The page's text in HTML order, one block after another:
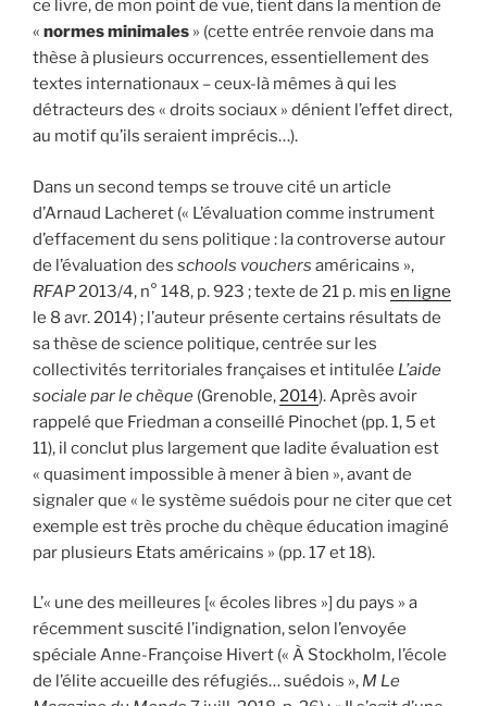
ce livre, de mon point de vue, tient dans la mention de
« normes minimales » (cette entrée renvoie dans ma
thèse à plusieurs occurrences, essentiellement des
textes internationaux – ceux-là mêmes à qui les
détracteurs des « droits sociaux » dénient l’effet direct,
au motif qu’ils seraient imprécis…).
Dans un second temps se trouve cité un article
d’Arnaud Lacheret (« L’évaluation comme instrument
d’effacement du sens politique : la controverse autour
de l’évaluation des schools vouchers américains »,
RFAP 2013/4, n° 148, p. 923 ; texte de 21 p. mis en ligne
le 8 avr. 2014) ; l’auteur présente certains résultats de
sa thèse de science politique, centrée sur les
collectivités territoriales françaises et intitulée L’aide
sociale par le chèque (Grenoble, 2014). Après avoir
rappelé que Friedman a conseillé Pinochet (pp. 1, 5 et
11), il conclut plus largement que ladite évaluation est
« quasiment impossible à mener à bien », avant de
signaler que « le système suédois pour ne citer que cet
exemple est très proche du chèque éducation imaginé
par plusieurs Etats américains » (pp. 17 et 18).
L’« une des meilleures [« écoles libres »] du pays » a
récemment suscité l’indignation, selon l’envoyée
spéciale Anne-Françoise Hivert (« À Stockholm, l’école
de l’élite accueille des réfugiés… suédois », M Le